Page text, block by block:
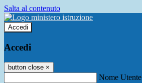
Salta al contenuto
Accedi
Accedi
button close ×
Nome Utente